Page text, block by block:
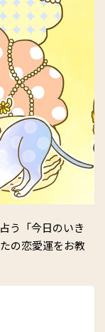
う「今日のいき
の恋愛運をお教